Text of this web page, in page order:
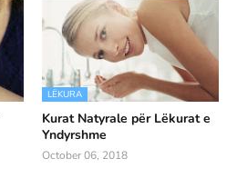
LËKURA
Kurat Natyrale për Lëkurat e
Yndyrshme
October 06, 2018